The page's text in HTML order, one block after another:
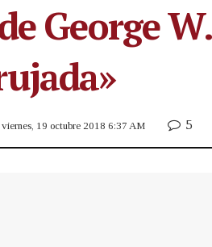
George
viernes, 19 octubre 2018 6:37 AM 5